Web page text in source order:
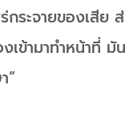
ระจายของเสีย
เข้ามาทำหน้าที่ มั
”